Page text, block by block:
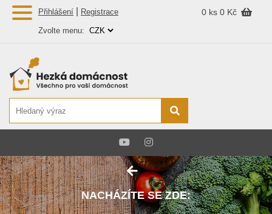
Přihlášení Registrace 0 ks 0 Kč
Zvolte menu:
NACHÁZÍTE SE ZDE: